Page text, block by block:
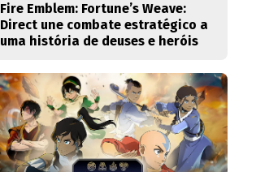
Fire Emblem: Fortune’s Weave:
Direct une combate estratégico a
uma história de deuses e heróis